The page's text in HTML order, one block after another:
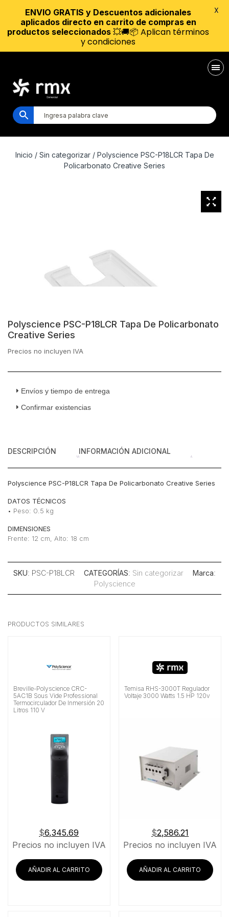
Inicio / Sin categorizar/ Polyscience PSC-P18LCR Tapa De
Policarbonato Creative Series
Polyscience PSC-P18LCR Tapa De Policarbonato
Creative Series
Precios no incluyen IVA
Envíos y tiempo de entrega
Confirmar existencias
DESCRIPCIÓN INFORMACIÓN ADICIONAL
Polyscience PSC-P18LCR Tapa De Policarbonato Creative Series
DATOS TÉCNICOS
• Peso: 0.5 kg
DIMENSIONES
Frente: 12 cm, Alto: 18 cm
SKU: PSC-P18LCR CATEGORÍAS: Sin categorizar Marca:
Polyscience
PRODUCTOS SIMILARES
Breville-Polyscience CRC-
5AC1B Sous Vide Professional
Termocirculador De Inmersión 20
Litros 110 V
$6,345.69
Precios no incluyen IVA
AÑADIR AL CARRITO
Temisa RHS-3000T Regulador
Voltaje 3000 Watts 1.5 HP 120v
$2,586.21
Precios no incluyen IVA
AÑADIR AL CARRITO
ENVIO GRATIS y Descuentos adicionales
aplicados directo en carrito de compras en
productos seleccionados 💥🚚📦 Aplican términos
y condiciones
X